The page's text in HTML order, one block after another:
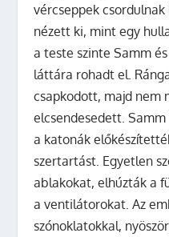
vércseppek
nézett ki, mint egy
a teste szinte Samm
láttára rohadt el.
csapkodott, majd nem
elcsendesedett.
a katonák
szertartást. Egyetlen
ablakokat, elhúzták a
a ventilátorokat. Az
szónoklatokkal,